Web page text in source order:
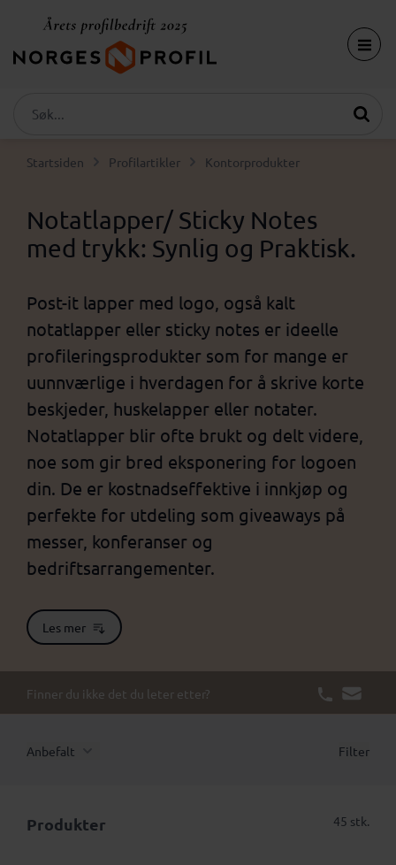
Startsiden Profilartikler Kontorprodukter
Notatlapper/ Sticky Notes
med trykk: Synlig og Praktisk.
Post-it lapper med logo, også kalt
notatlapper eller sticky notes er ideelle
profileringsprodukter som for mange er
uunnværlige i hverdagen for å skrive korte
beskjeder, huskelapper eller notater.
Notatlapper blir ofte brukt og delt videre,
noe som gir bred eksponering for logoen
din. De er kostnadseffektive i innkjøp og
perfekte for utdeling som giveaways på
messer, konferanser og
bedriftsarrangementer.
Les mer
Finner du ikke det du leter etter?
Anbefalt Filter
Produkter 45 stk.